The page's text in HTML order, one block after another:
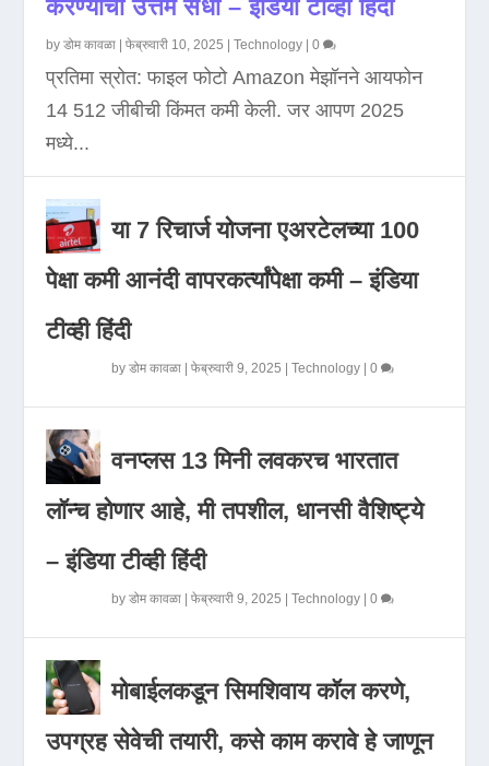
करण्याची उत्तम संधी – इंडिया टीव्ही हिंदी
byडोम कावळा |फेब्रुवारी 10, 2025 |Technology |0
प्रतिमा स्रोत: फाइल फोटो Amazon मेझॉनने आयफोन
14 512 जीबीची किंमत कमी केली. जर आपण 2025
मध्ये...
या 7 रिचार्ज योजना एअरटेलच्या 100
पेक्षा कमी आनंदी वापरकर्त्यांपेक्षा कमी – इंडिया
टीव्ही हिंदी
byडोम कावळा |फेब्रुवारी 9, 2025 |Technology |0
वनप्लस 13 मिनी लवकरच भारतात
लॉन्च होणार आहे, मी तपशील, धानसी वैशिष्ट्ये
– इंडिया टीव्ही हिंदी
byडोम कावळा |फेब्रुवारी 9, 2025 |Technology |0
मोबाईलकडून सिमशिवाय कॉल करणे,
उपग्रह सेवेची तयारी, कसे काम करावे हे जाणून